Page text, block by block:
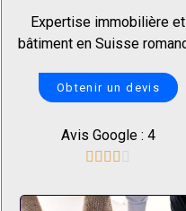
Expertise immobilière et
bâtiment en Suisse
Obtenir un devis
Avis Google : 4
    